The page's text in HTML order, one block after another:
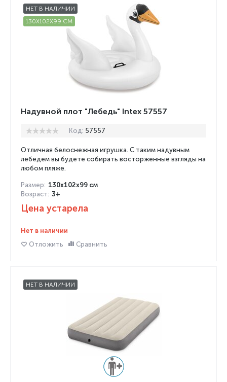
НЕТ В НАЛИЧИИ
130X102X99 СМ
Надувной плот "Лебедь" Intex 57557
Код: 57557
Отличная белоснежная игрушка. С таким надувным
лебедем вы будете собирать восторженные взгляды на
любом пляже.
Размер: 130x102x99 см
Возраст: 3+
Цена устарела
Нет в наличии
Отложить
Сравнить
НЕТ В НАЛИЧИИ